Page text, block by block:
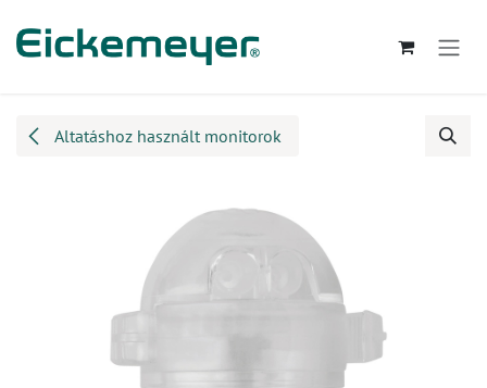
Altatáshoz használt monitorok